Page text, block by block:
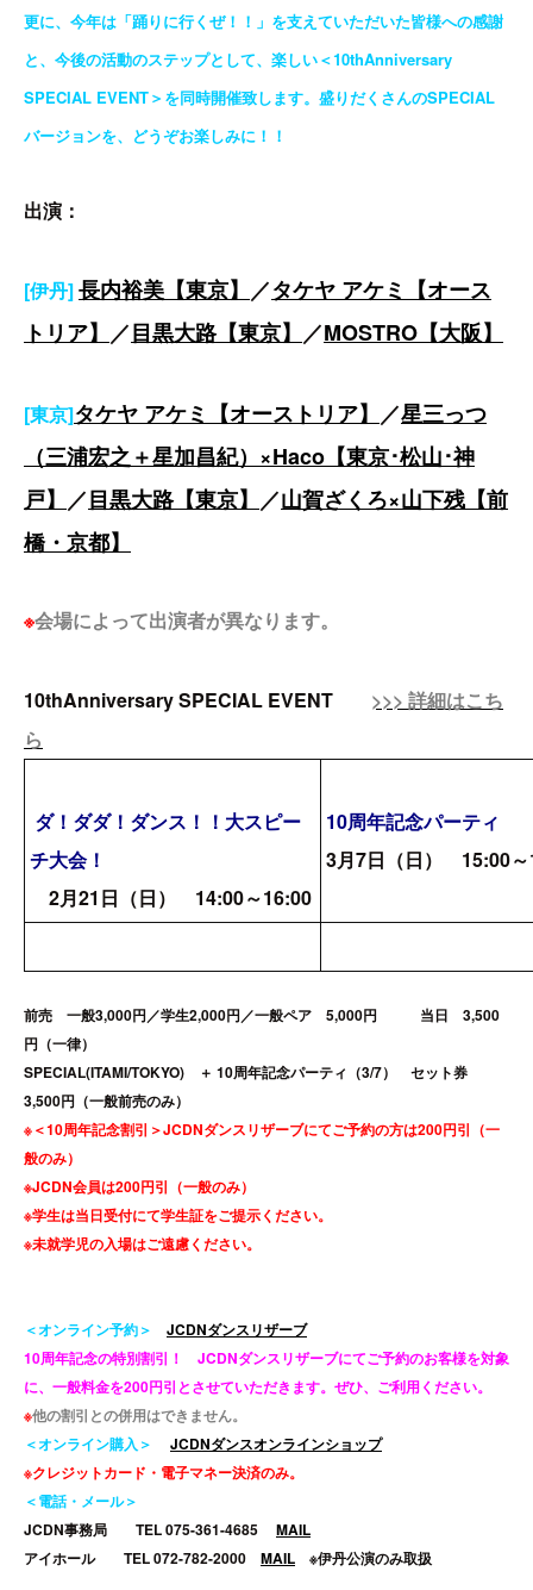
更に、今年は「踊りに行くぜ！！」を支えていただいた皆様への感謝
と、今後の活動のステップとして、楽しい＜10thAnniversary
SPECIAL EVENT＞を同時開催致します。盛りだくさんのSPECIAL
バージョンを、どうぞお楽しみに！！
出演：
[伊丹]長内裕美【東京】 ／タケヤ アケミ【オース
トリア】 ／目黒大路【東京】 ／MOSTRO【大阪】
[東京]タケヤ アケミ【オーストリア】 ／星三っつ
（三浦宏之＋星加昌紀）×Haco【東京･松山･神
戸】 ／目黒大路【東京】 ／山賀ざくろ×山下残【前
橋・京都】
※会場によって出演者が異なります。
10thAnniversary SPECIAL EVENT
>>> 詳細はこち
ら
ダ！ダダ！ダンス！！大スピー
チ大会！
2月21日（日） 14:00～16:00
10周年記念パーティ
3月7日（日）
15:00～
前売 一般3,000円／学生2,000円／一般ペア 5,000円 当日 3,500
円（一律）
SPECIAL(ITAMI/TOKYO) ＋ 10周年記念パーティ（3/7） セット券
3,500円（一般前売のみ）
※＜10周年記念割引＞JCDNダンスリザーブにてご予約の方は200円引（一
般のみ）
※JCDN会員は200円引（一般のみ）
※学生は当日受付にて学生証をご提示ください。
※未就学児の入場はご遠慮ください。
＜オンライン予約＞
JCDNダンスリザーブ
10周年記念の特別割引！ JCDNダンスリザーブにてご予約のお客様を対象
に、一般料金を200円引とさせていただきます。ぜひ、ご利用ください。
※他の割引との併用はできません。
＜オンライン購入＞
JCDNダンスオンラインショップ
※クレジットカード・電子マネー決済のみ。
＜電話・メール＞
JCDN事務局 TEL 075-361-4685 MAIL
アイホール TEL 072-782-2000 MAIL ※伊丹公演のみ取扱